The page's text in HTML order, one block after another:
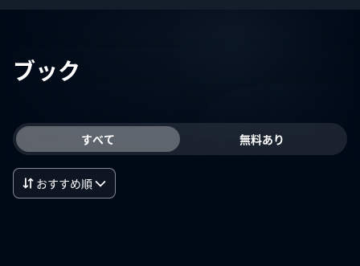
ブック
すべて 無料あり
おすすめ順